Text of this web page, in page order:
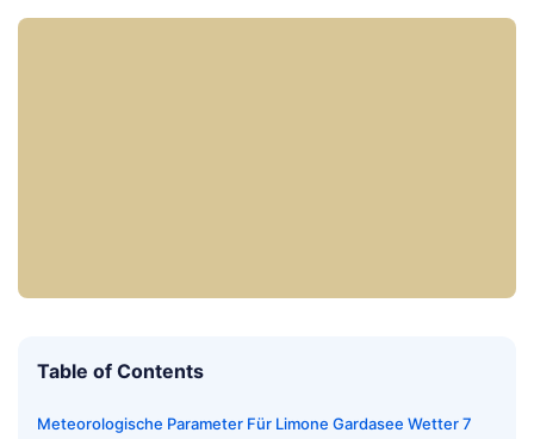
Table of Contents
Meteorologische Parameter Für Limone Gardasee Wetter 7